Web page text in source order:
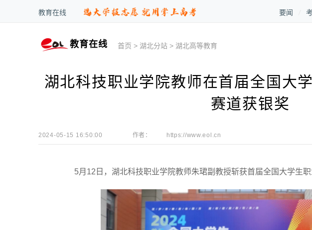
教育在线 要闻
教育在线 首页 > 湖北分站 > 湖北高等教育
湖北科技职业学院教师在首届全国大
赛道获银奖
2024-05-15 16:50:00 作者： https://www.eol.cn
5月12日，湖北科技职业学院教师朱珺副教授斩获首届全国大学生职